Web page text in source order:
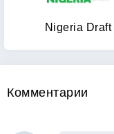
Nigeria Draft
Комментарии